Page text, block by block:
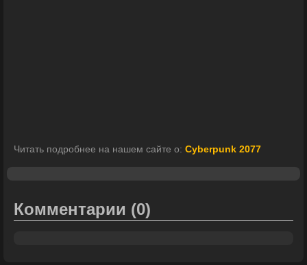
Читать подробнее на нашем сайте о: Cyberpunk 2077
Комментарии (0)